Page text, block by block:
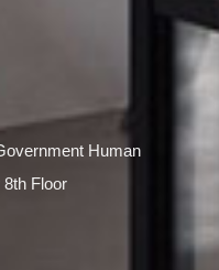
Human
Floor